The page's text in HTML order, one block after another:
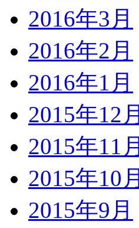
2016年3月
2016年2月
2016年1月
2015年12月
2015年11月
2015年10月
2015年9月